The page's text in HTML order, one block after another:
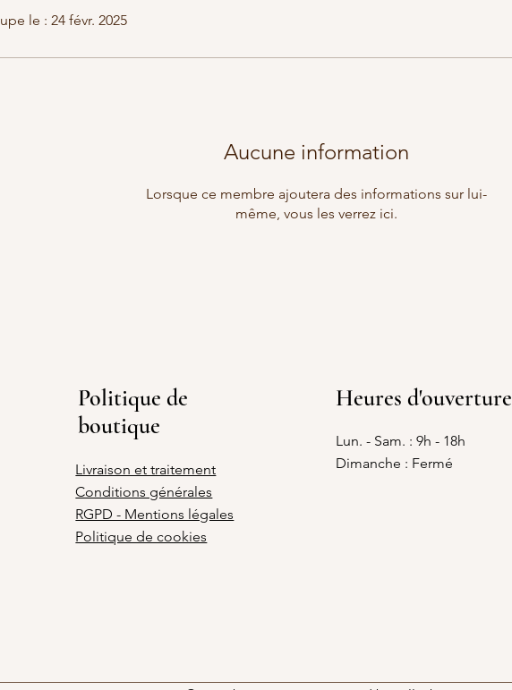
le : 24 févr. 2025
Aucune information
Lorsque ce membre ajoutera des informations sur lui-
même, vous les verrez ici.
Politique de
boutique
Livraison et traitement
Conditions générales
RGPD - Mentions légales
Politique de cookies
Heures d'ouverture
Lun. - Sam. : 9h - 18h
Dimanche : Fermé